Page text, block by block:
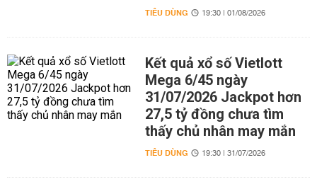
TIÊU DÙNG 19:30 | 01/08/2026
Kết quả xổ số Vietlott
Mega 6/45 ngày
31/07/2026 Jackpot hơn
27,5 tỷ đồng chưa tìm
thấy chủ nhân may mắn
TIÊU DÙNG 19:30 | 31/07/2026